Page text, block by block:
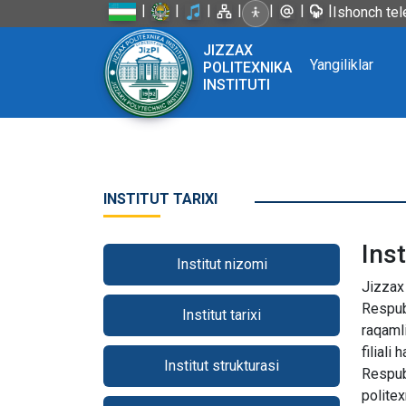
| | | | | | |Ishonch
JIZZAX
POLITEXNIKA
INSTITUTI
Yangiliklar
INSTITUT TARIXI
Institut nizomi
Institut tarixi
Institut strukturasi
Jizzax Politexnika instituti haqiqiy ma’nodagi istiqlol farzandidir. Jizzax politexnika instituti 1992 yili O‘zbekiston Respublikasi Prezidentining 1992 yil 28 fevraldagi Farmoni va Vazirlar Mahkamasining 11 mart 1992 yildagi 125-raqamli qarori bilan Toshkent arxitektura va qurilish instituti Jizzax filiali, Toshkent kimyo-texnologiya instituti Jizzax filiali hamda Toshkent avtomobil yo‘llari institutining Jizzax filiallari negizida tashkil etilgan bo‘lib, O‘zbe- kiston Respublikasi Oliy va o‘rta maxsus ta’lim vazirligining tashkiliy tuzilmasiga kiradi. 1977